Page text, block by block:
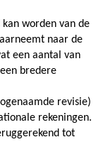
worden van de
naar de
een aantal van
bredere
revisie)
rekeningen.
tot